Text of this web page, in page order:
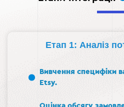
Етап 1: Аналіз
Вивчення специфіки
Etsy.